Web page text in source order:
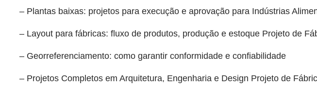
– Plantas baixas: projetos para execução e aprovação para Indústrias
– Layout para fábricas: fluxo de produtos, produção e estoque Projeto de
– Georreferenciamento: como garantir conformidade e confiabilidade
– Projetos Completos em Arquitetura, Engenharia e Design Projeto de